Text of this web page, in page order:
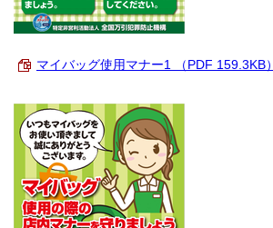
マイバッグ使用マナー1 （PDF 159.3KB）